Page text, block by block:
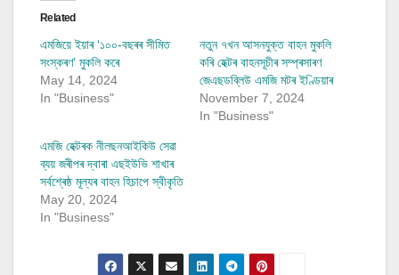
Related
এমজিয়ে ইয়াৰ ‘১০০-বছৰৰ সীমিত
সংস্কৰণ’ মুকলি কৰে
May 14, 2024
In "Business"
নতুন ৭খন আসনযুক্ত বাহন মুকলি
কৰি হেক্টৰ বাহনসূচীৰ সম্প্ৰসাৰণ
জেএছডব্লিউ এমজি মটৰ ইণ্ডিয়াৰ
November 7, 2024
In "Business"
এমজি হেক্টৰক নীলছনআইকিউ সেৱা
ব্যয় জৰীপৰ দ্বাৰা এছইউভি শাখাৰ
সৰ্বশ্ৰেষ্ঠ মূল্যৰ বাহন হিচাপে স্বীকৃতি
May 20, 2024
In "Business"